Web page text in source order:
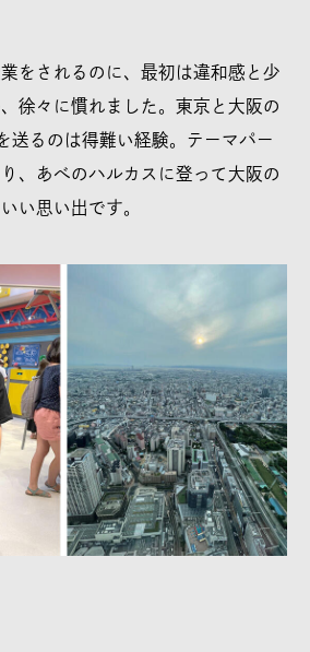
をされるのに、最初は違和感と少
徐々に慣れました。東京と大阪の
送るのは得難い経験。テーマパー
、あべのハルカスに登って大阪の
い思い出です。